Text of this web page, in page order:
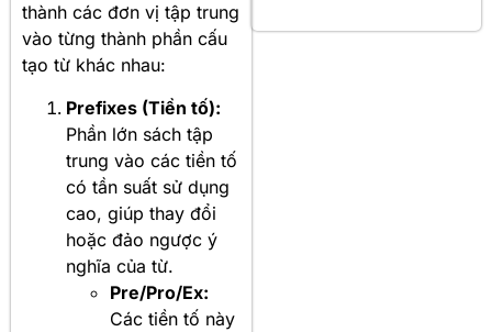
thành các đơn vị tập trung
vào từng thành phần cấu
tạo từ khác nhau:
Prefixes (Tiền tố):
Phần lớn sách tập
trung vào các tiền tố
có tần suất sử dụng
cao, giúp thay đổi
hoặc đảo ngược ý
nghĩa của từ.
Pre/Pro/Ex:
Các tiền tố này